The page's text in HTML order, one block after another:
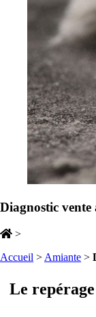
Diagnostic vente
>
Accueil > Amiante >
Le